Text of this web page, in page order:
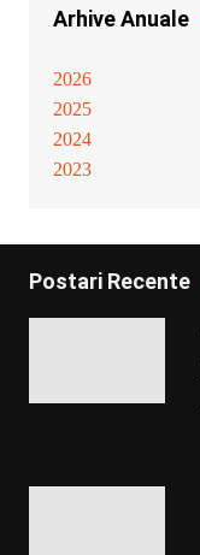
Arhive Anuale
2026
2025
2024
2023
Postari Recente